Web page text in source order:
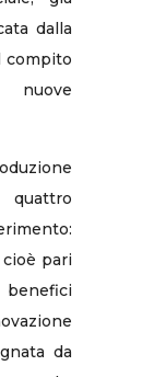
dalla
compito
nuove
quattro
pari
da